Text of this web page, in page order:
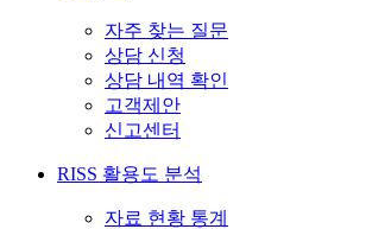
자주 찾는 질문
상담 신청
상담 내역 확인
고객제안
신고센터
RISS 활용도 분석
자료 현황 통계